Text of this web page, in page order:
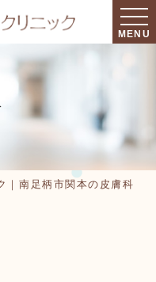
MENU
｜南足柄市関本の皮膚科